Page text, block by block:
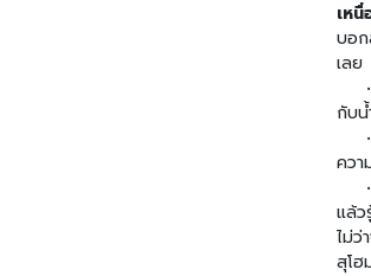
เห
บอก
เลย
•
กับน้
•
ควา
•
แล้ว
ไม่ว่
สุโฮ